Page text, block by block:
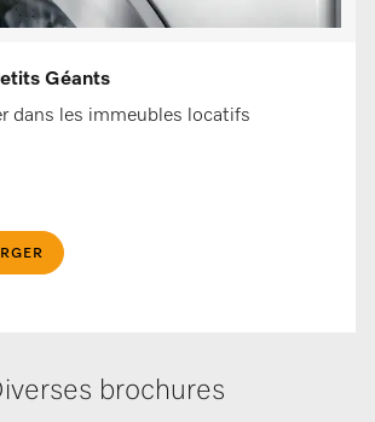
Géants
dans les immeubles locatifs
brochures